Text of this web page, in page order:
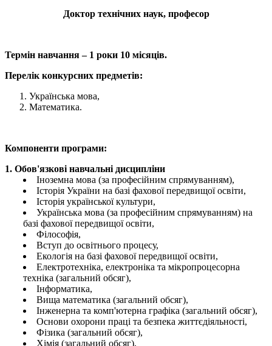
Доктор технічних наук, професор
Термін навчання – 1 роки 10 місяців.
Перелік конкурсних предметів:
Українська мова,
Математика.
Компоненти програми:
1. Обов'язкові навчальні дисципліни
Іноземна мова (за професійним спрямуванням),
Історія України на базі фахової передвищої освіти,
Історія української культури,
Українська мова (за професійним спрямуванням) на
базі фахової передвищої освіти,
Філософія,
Вступ до освітнього процесу,
Екологія на базі фахової передвищої освіти,
Електротехніка, електроніка та мікропроцесорна
техніка (загальний обсяг),
Інформатика,
Вища математика (загальний обсяг),
Інженерна та комп'ютерна графіка (загальний обсяг),
Основи охорони праці та безпека життєдіяльності,
Фізика (загальний обсяг),
Хімія (загальний обсяг),